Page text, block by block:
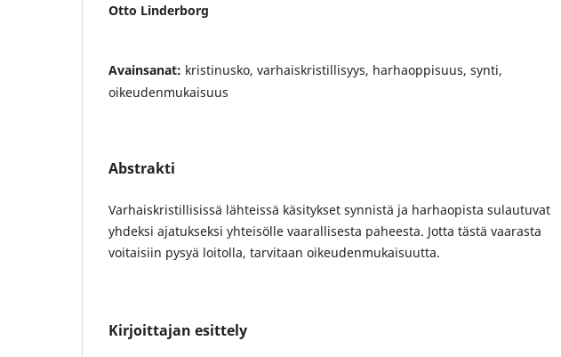
Otto Linderborg
Avainsanat: kristinusko, varhaiskristillisyys, harhaoppisuus, synti,
oikeudenmukaisuus
Abstrakti
Varhaiskristillisissä lähteissä käsitykset synnistä ja harhaopista sulautuvat
yhdeksi ajatukseksi yhteisölle vaarallisesta paheesta. Jotta tästä vaarasta
voitaisiin pysyä loitolla, tarvitaan oikeudenmukaisuutta.
Kirjoittajan esittely